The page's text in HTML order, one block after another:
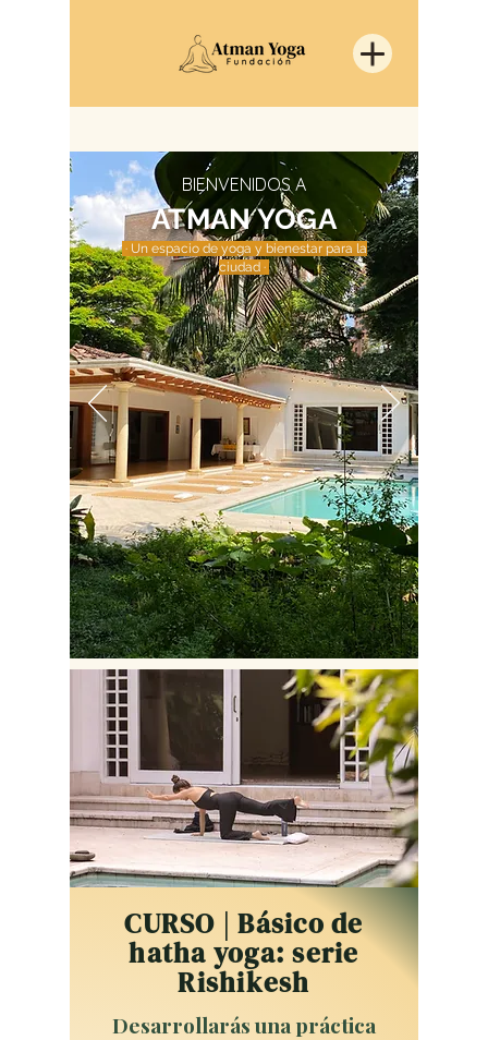
BIENVENIDOS A
ATMAN YOGA
· Un espacio de yoga y bienestar para la
ciudad ·
Ver Programación
CURSO | Básico de
hatha yoga: serie
Rishikesh
Desarrollarás una práctica